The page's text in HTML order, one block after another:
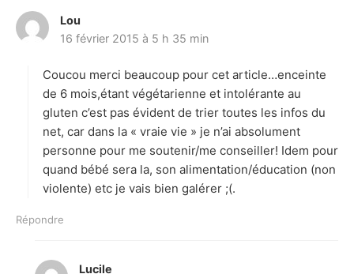
Lou
i
:
16 février 2015 à 5 h 35 min
Coucou merci beaucoup pour cet article…enceinte
de 6 mois,étant végétarienne et intolérante au
gluten c’est pas évident de trier toutes les infos du
net, car dans la « vraie vie » je n’ai absolument
personne pour me soutenir/me conseiller! Idem pour
quand bébé sera la, son alimentation/éducation (non
violente) etc je vais bien galérer ;(.
Répondre
Lucile